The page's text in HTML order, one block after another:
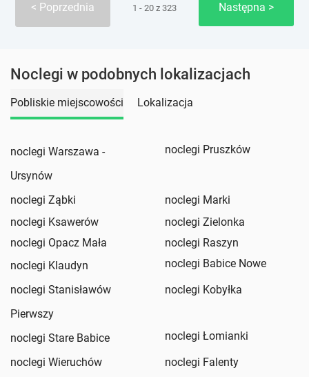
Poprzednia 1 - 20 z 323 Następna
Noclegi w podobnych lokalizacjach
Pobliskie miejscowości Lokalizacja
noclegi Warszawa -
Ursynów
noclegi Pruszków
noclegi Ząbki
noclegi Marki
noclegi Ksawerów
noclegi Zielonka
noclegi Opacz Mała
noclegi Raszyn
noclegi Klaudyn
noclegi Babice Nowe
noclegi Stanisławów
Pierwszy
noclegi Kobyłka
noclegi Stare Babice
noclegi Łomianki
noclegi Wieruchów
noclegi Falenty